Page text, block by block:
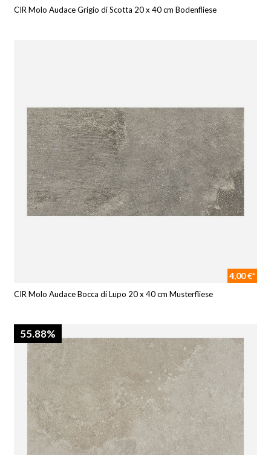
CIR Molo Audace Grigio di Scotta 20 x 40 cm Bodenfliese
4,00 €*
CIR Molo Audace Bocca di Lupo 20 x 40 cm Musterfliese
55.88%